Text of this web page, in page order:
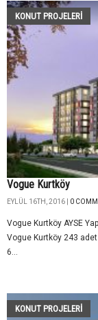
KONUT PROJELERI
Vogue Kurtköy
EYLÜL 16TH, 2016 | 0
Vogue Kurtköy AYSE
Vogue Kurtköy 243
6...
KONUT PROJELERI